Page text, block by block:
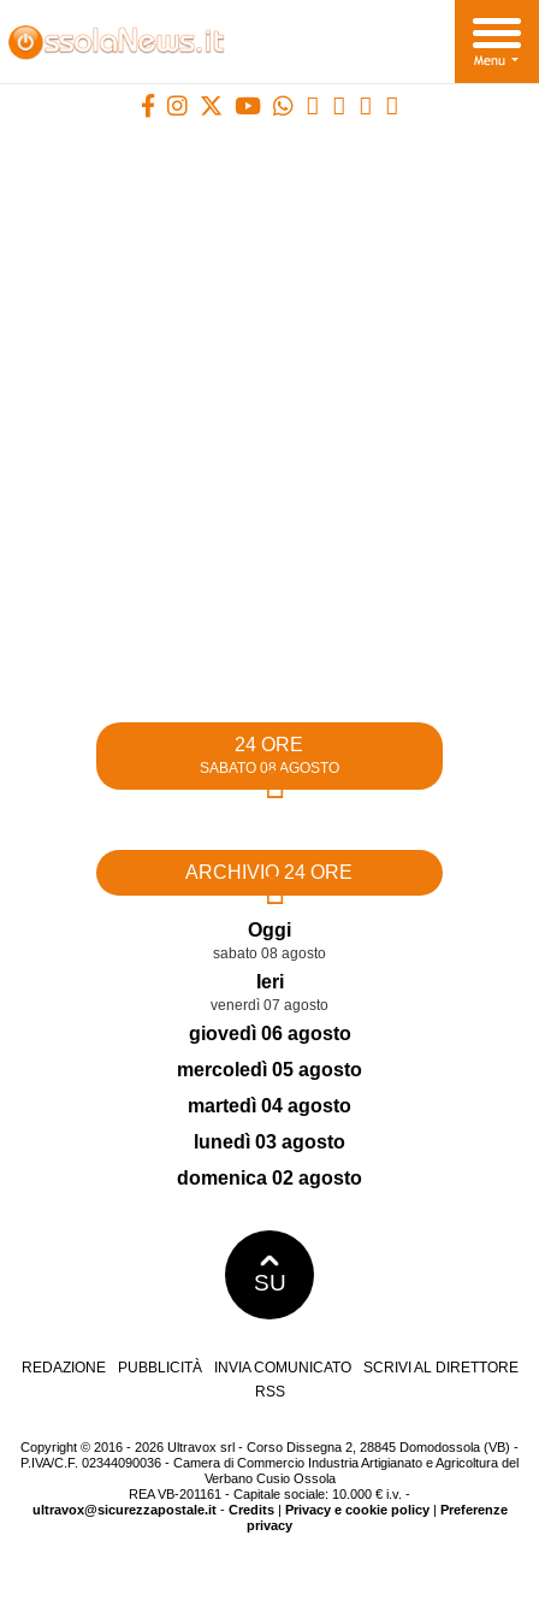
24 ORE
SABATO 08 AGOSTO
ARCHIVIO 24 ORE
Oggi
sabato 08 agosto
Ieri
venerdì 07 agosto
giovedì 06 agosto
mercoledì 05 agosto
martedì 04 agosto
lunedì 03 agosto
domenica 02 agosto
SU
REDAZIONE PUBBLICITÀ INVIA COMUNICATO
SCRIVI AL DIRETTORE
RSS
Copyright © 2016 - 2026 Ultravox srl - Corso Dissegna 2, 28845 Domodossola (VB) -
P.IVA/C.F. 02344090036 - Camera di Commercio Industria Artigianato e Agricoltura del
Verbano Cusio Ossola
REA VB-201161 - Capitale sociale: 10.000 € i.v. -
ultravox@sicurezzapostale.it- Credits| Privacy e cookie policy| Preferenze
privacy